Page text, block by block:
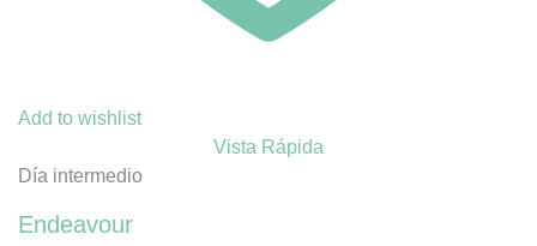
Add to wishlist
Vista Rápida
Día intermedio
Endeavour